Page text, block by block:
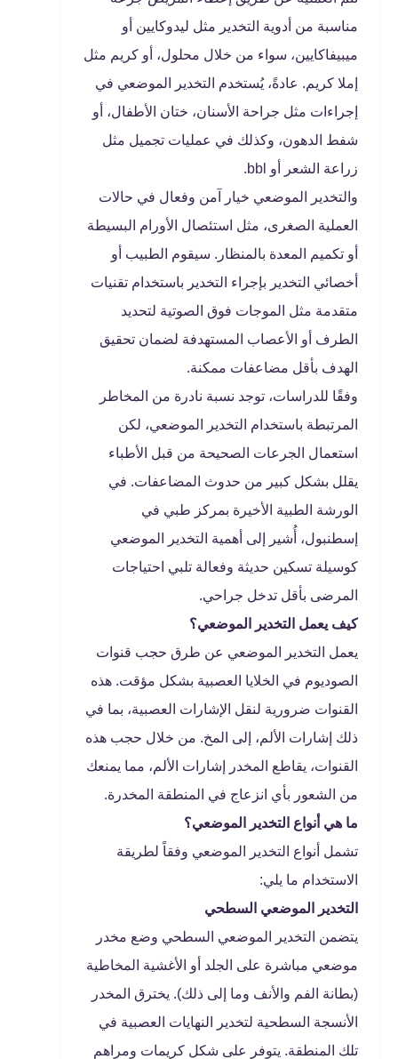
مناسبة من أدوية التخدير مثل ليدوكايين أو
ميبيفاكايين، سواء من خلال محلول، أو كريم مثل
إملا كريم. عادةً، يُستخدم التخدير الموضعي في
إجراءات مثل جراحة الأسنان، ختان الأطفال، أو
شفط الدهون، وكذلك في عمليات تجميل مثل
زراعة الشعر أو bbl.
والتخدير الموضعي خيار آمن وفعال في حالات
العملية الصغرى، مثل استئصال الأورام البسيطة
أو تكميم المعدة بالمنظار. سيقوم الطبيب أو
أخصائي التخدير بإجراء التخدير باستخدام تقنيات
متقدمة مثل الموجات فوق الصوتية لتحديد
الطرف أو الأعصاب المستهدفة لضمان تحقيق
الهدف بأقل مضاعفات ممكنة.
وفقًا للدراسات، توجد نسبة نادرة من المخاطر
المرتبطة باستخدام التخدير الموضعي، لكن
استعمال الجرعات الصحيحة من قبل الأطباء
يقلل بشكل كبير من حدوث المضاعفات. في
الورشة الطبية الأخيرة بمركز طبي في
إسطنبول، أُشير إلى أهمية التخدير الموضعي
كوسيلة تسكين حديثة وفعالة تلبي احتياجات
المرضى بأقل تدخل جراحي.
كيف يعمل التخدير الموضعي؟
يعمل التخدير الموضعي عن طرق حجب قنوات
الصوديوم في الخلايا العصبية بشكل مؤقت. هذه
القنوات ضرورية لنقل الإشارات العصبية، بما في
ذلك إشارات الألم، إلى المخ. من خلال حجب هذه
القنوات، يقاطع المخدر إشارات الألم، مما يمنعك
من الشعور بأي انزعاج في المنطقة المخدرة.
ما هي أنواع التخدير الموضعي؟
تشمل أنواع التخدير الموضعي وفقاً لطريقة
الاستخدام ما يلي:
التخدير الموضعي السطحي
يتضمن التخدير الموضعي السطحي وضع مخدر
موضعي مباشرة على الجلد أو الأغشية المخاطية
(بطانة الفم والأنف وما إلى ذلك). يخترق المخدر
الأنسجة السطحية لتخدير النهايات العصبية في
تلك المنطقة. يتوفر على شكل كريمات ومراهم